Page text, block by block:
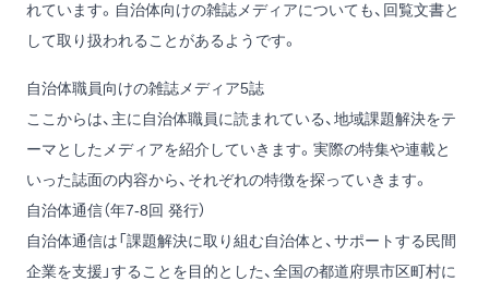
れています。自治体向けの雑誌メディアについても、回覧文書と
して取り扱われることがあるようです。
自治体職員向けの雑誌メディア5誌
ここからは、主に自治体職員に読まれている、地域課題解決をテ
ーマとしたメディアを紹介していきます。実際の特集や連載と
いった誌面の内容から、それぞれの特徴を探っていきます。
自治体通信（年7-8回 発行）
自治体通信は「課題解決に取り組む自治体と、サポートする民間
企業を支援」することを目的とした、全国の都道府県市区町村に